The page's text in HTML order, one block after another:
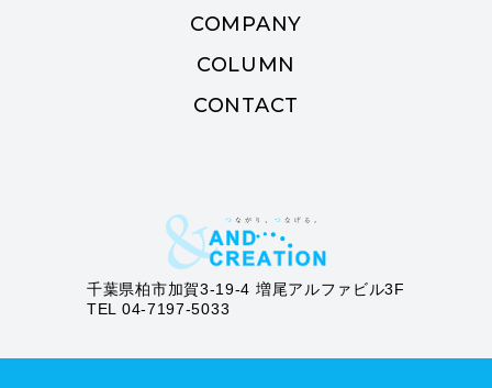
COMPANY
COLUMN
CONTACT
千葉県柏市加賀3-19-4 増尾アルファビル3F
TEL 04-7197-5033